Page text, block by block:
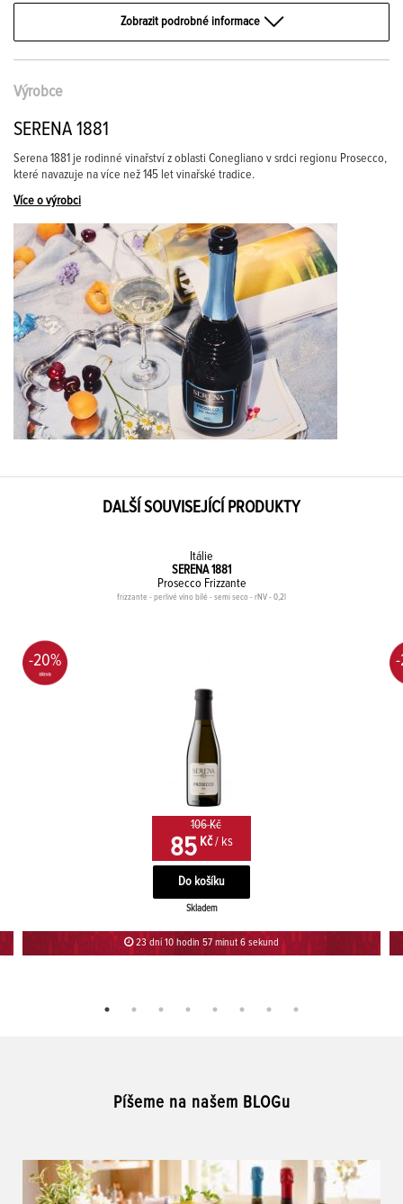
Zobrazit podrobné informace
Výrobce
SERENA 1881
Serena 1881 je rodinné vinařství z oblasti Conegliano v srdci regionu Prosecco,
které navazuje na více než 145 let vinařské tradice.
Více o výrobci
DALŠÍ SOUVISEJÍCÍ PRODUKTY
Itálie
SERENA 1881
Prosecco Frizzante
frizzante - perlivé víno bílé - semi seco - rNV - 0,2l
-20%
106 Kč
85 Kč / ks
Skladem
23 dní 10 hodin 57 minut 6 sekund
Píšeme na našem BLOGu